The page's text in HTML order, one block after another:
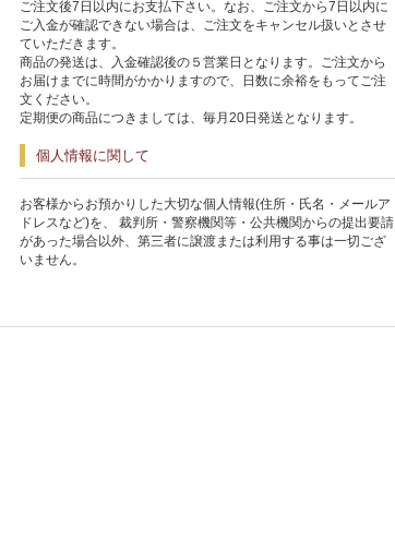
ご注文後7日以内にお支払下さい。なお、ご注文から7日以内に
ご入金が確認できない場合は、ご注文をキャンセル扱いとさせ
ていただきます。
商品の発送は、入金確認後の５営業日となります。ご注文から
お届けまでに時間がかかりますので、日数に余裕をもってご注
文ください。
定期便の商品につきましては、毎月20日発送となります。
個人情報に関して
お客様からお預かりした大切な個人情報(住所・氏名・メールア
ドレスなど)を、 裁判所・警察機関等・公共機関からの提出要請
があった場合以外、第三者に譲渡または利用する事は一切ござ
いません。